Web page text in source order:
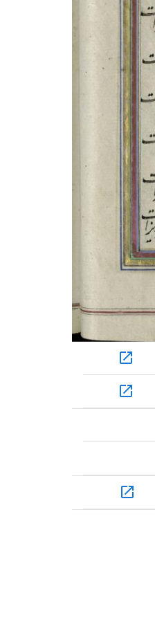
open_in_new
open_in_new
open_in_new